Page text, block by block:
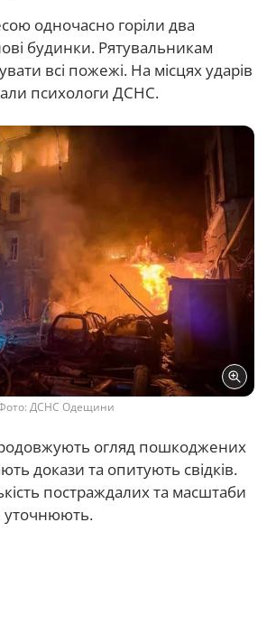
одночасно горіли два
будинки. Рятувальникам
всі пожежі. На місцях ударів
психологи ДСНС.
ДСНС Одещини
огляд пошкоджених
докази та опитують свідків.
постраждалих та масштаби